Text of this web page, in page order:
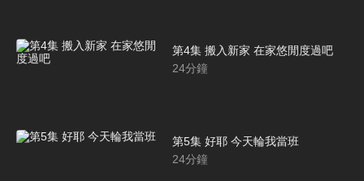
第4集 搬入新家 在家悠閒度過吧
24分鐘
第5集 好耶 今天輪我當班
24分鐘